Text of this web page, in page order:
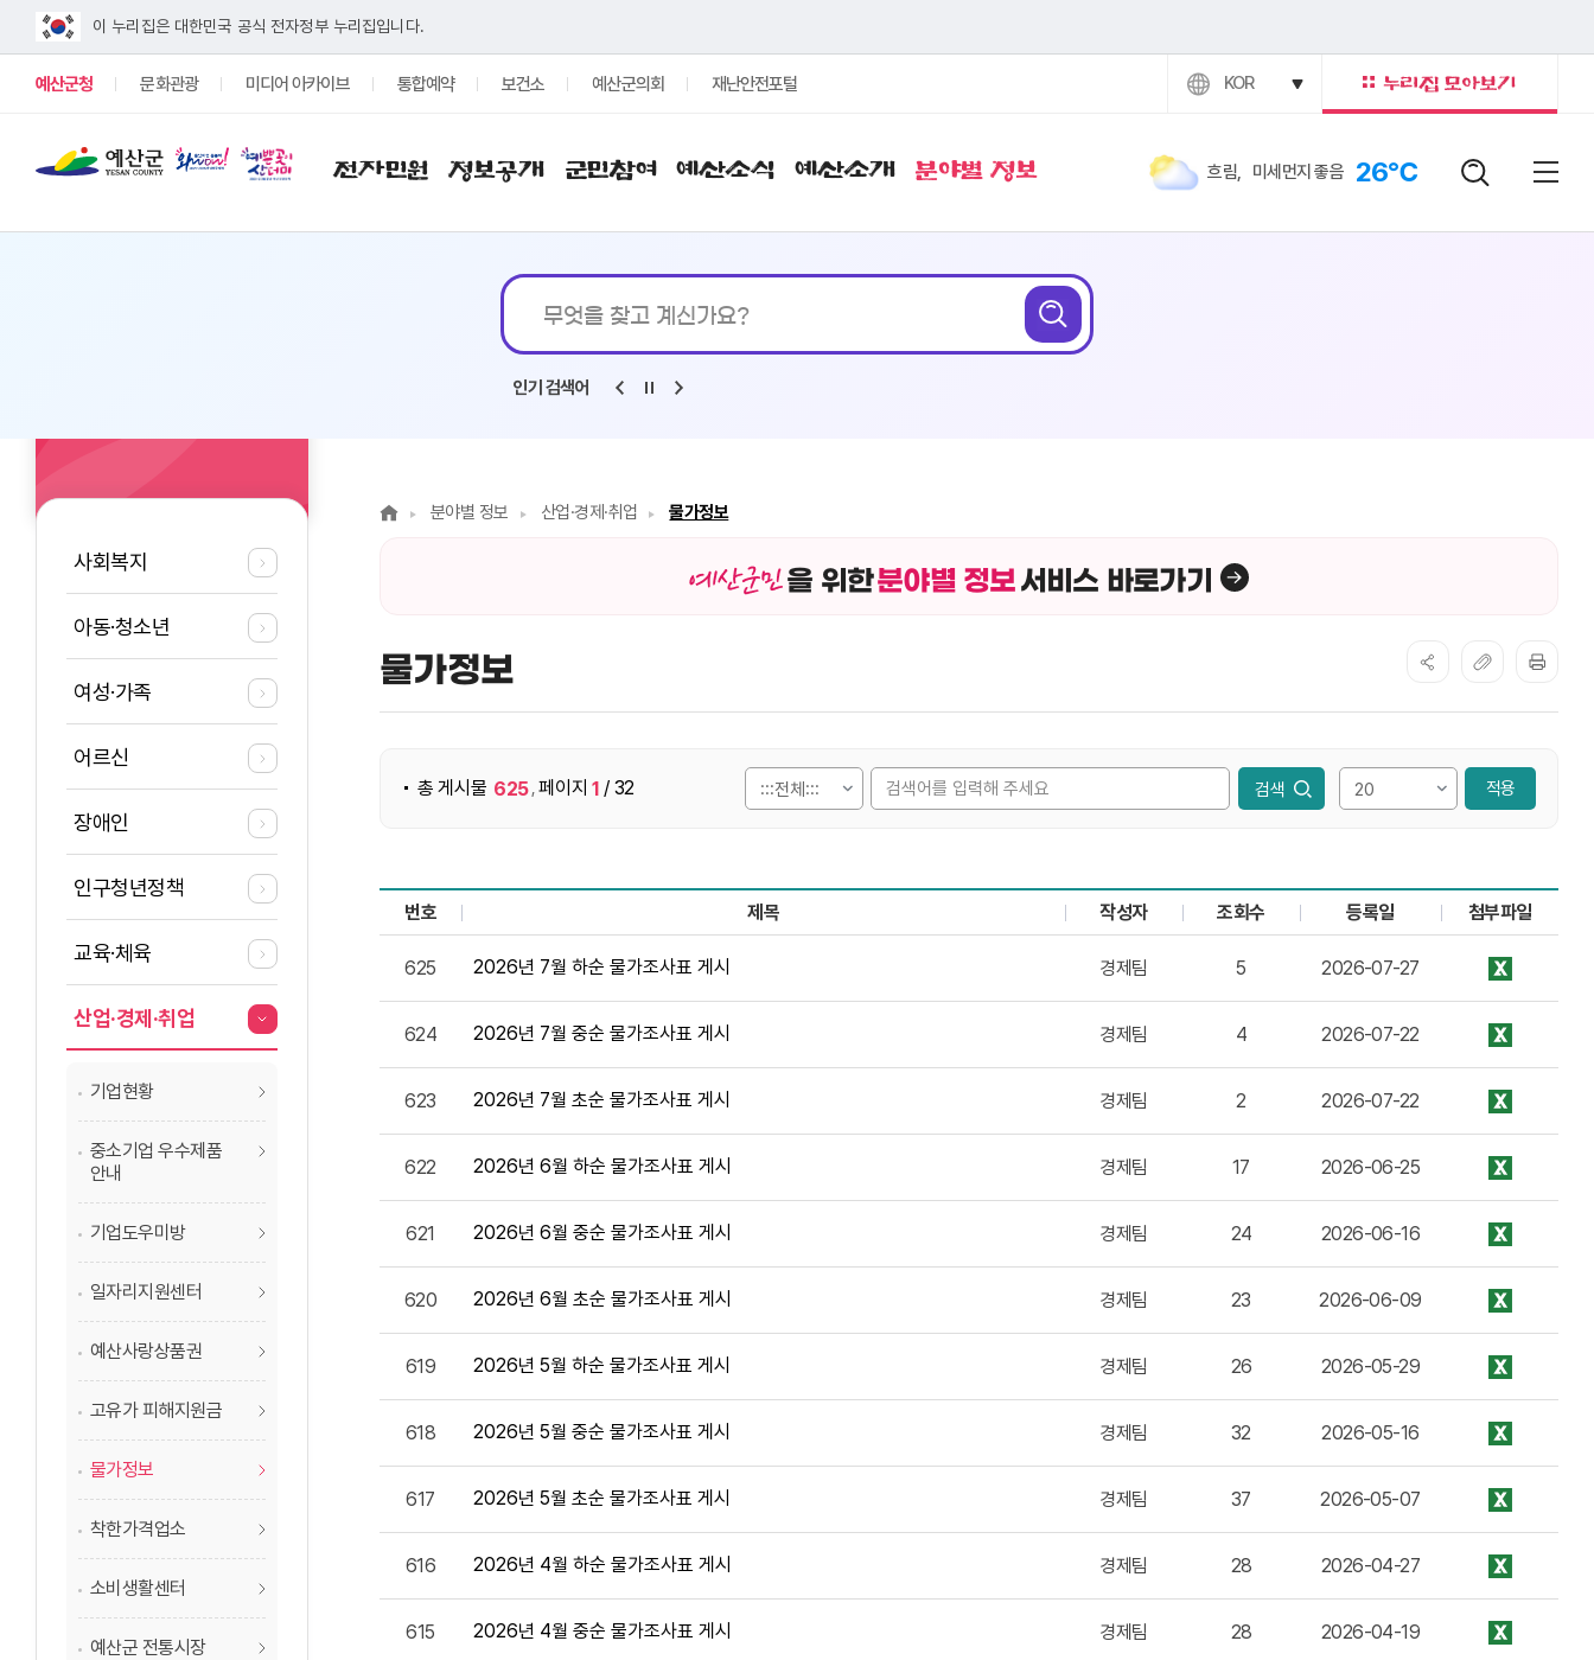
이 누리집은 대한민국 공식 전자정부 누리집입니다.
예산군청 문화관광 미디어 아카이브 통합예약 보건소 예산군의회 재난안전포털 KOR
흐림, 미세먼지 좋음 26℃
검색어
전자민원 정보공개 군민참여 예산소식 예산소개 분야별 정보
통합검색
인기 검색어
사회복지
아동·청소년
여성·가족
어르신
장애인
인구청년정책
교육·체육
산업·경제·취업
기업현황
중소기업 우수제품
안내
기업도우미방
일자리지원센터
예산사랑상품권
고유가 피해지원금
물가정보
착한가격업소
소비생활센터
예산군 전통시장
분야별 정보 산업·경제·취업 물가정보
을 위한분야별 정보 서비스 바로가기
물가정보
총 게시물 625 ,페이지 1 / 32 적용
물가정보 목록으로 번호, 제목, 작성자, 조회수,등록일, 첨부파일로 나열 되고 있습니다.
번호 제목 작성자 조회수 등록일 첨부파일
625 2026년 7월 하순 물가조사표 게시 경제팀 5 2026-07-27
624 2026년 7월 중순 물가조사표 게시 경제팀 4 2026-07-22
623 2026년 7월 초순 물가조사표 게시 경제팀 2 2026-07-22
622 2026년 6월 하순 물가조사표 게시 경제팀 17 2026-06-25
621 2026년 6월 중순 물가조사표 게시 경제팀 24 2026-06-16
620 2026년 6월 초순 물가조사표 게시 경제팀 23 2026-06-09
619 2026년 5월 하순 물가조사표 게시 경제팀 26 2026-05-29
618 2026년 5월 중순 물가조사표 게시 경제팀 32 2026-05-16
617 2026년 5월 초순 물가조사표 게시 경제팀 37 2026-05-07
616 2026년 4월 하순 물가조사표 게시 경제팀 28 2026-04-27
615 2026년 4월 중순 물가조사표 게시 경제팀 28 2026-04-19